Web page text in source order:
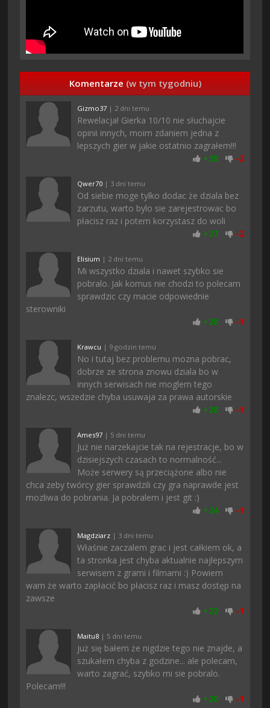
Komentarze (w tym tygodniu)
Gizmo37 | 2 dni temu
Rewelacja! Gierka 10/10 nie słuchajcie
opinii innych, moim zdaniem jedna z
lepszych gier w jakie ostatnio zagrałem!!!
+28 -2
Qwer70 | 3 dni temu
Od siebie moge tylko dodac że dziala bez
zarzutu, warto bylo sie zarejestrowac bo
płacisz raz i potem korzystasz do woli
+27 -2
Elisium | 2 dni temu
Mi wszystko dziala i nawet szybko sie
pobralo. Jak komus nie chodzi to polecam
sprawdzic czy macie odpowiednie
sterowniki
+28 -1
Krawcu | 9 godzin temu
No i tutaj bez problemu mozna pobrac,
dobrze ze strona znowu dziala bo w
innych serwisach nie moglem tego
znalezc, wszedzie chyba usuwaja za prawa autorskie
+28 -1
Ames97 | 5 dni temu
Już nie narzekajcie tak na rejestracje, bo w
dzisiejszych czasach to normalność...
Może serwery są przeciążone albo nie
chca zeby twórcy gier sprawdzili czy gra naprawde jest
mozliwa do pobrania. Ja pobralem i jest git :)
+24 -1
Magdziarz | 3 dni temu
Właśnie zaczalem grac i jest całkiem ok, a
ta stronka jest chyba aktualnie najlepszym
serwisem z grami i filmami :) Powiem
wam że warto zapłacić bo płacisz raz i masz dostęp na
zawsze
+22 -1
Maitu8 | 5 dni temu
już się bałem że nigdzie tego nie znajde, a
szukałem chyba z godzine... ale polecam,
warto zagrać, szybko mi sie pobralo.
Polecam!!!
+20 -1